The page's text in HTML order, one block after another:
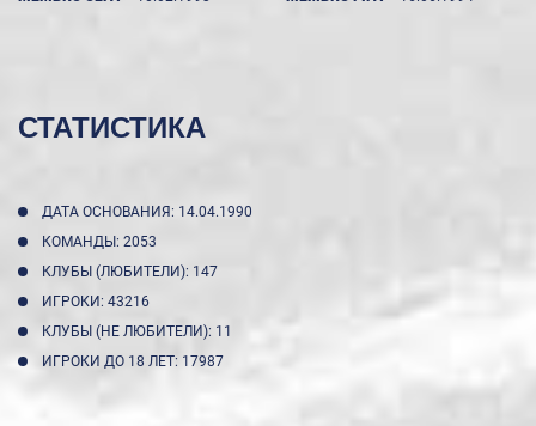
СТАТИСТИКА
ДАТА ОСНОВАНИЯ: 14.04.1990
КОМАНДЫ: 2053
КЛУБЫ (ЛЮБИТЕЛИ): 147
ИГРОКИ: 43216
КЛУБЫ (НЕ ЛЮБИТЕЛИ): 11
ИГРОКИ ДО 18 ЛЕТ: 17987